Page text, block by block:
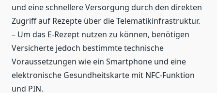
und eine schnellere Versorgung durch den direkten
Zugriff auf Rezepte über die Telematikinfrastruktur.
– Um das E-Rezept nutzen zu können, benötigen
Versicherte jedoch bestimmte technische
Voraussetzungen wie ein Smartphone und eine
elektronische Gesundheitskarte mit NFC-Funktion
und PIN.